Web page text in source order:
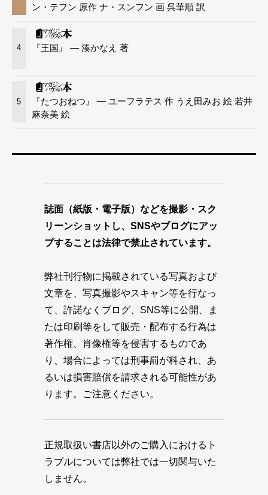
ン・テフン 原作 ナ・スンフン 画 呉華順 訳
4 『王国』 — 湊かなえ 著
5
『たつおねつ』 — ユーフラテス 作 うえ田みお 絵 若井
麻奈美 絵
誌面（紙版・電子版）などを撮影・スク
リーンショットし、SNSやブログにアッ
プすることは法律で禁止されています。
弊社刊行物に掲載されている写真および
文章を、写真撮影やスキャン等を行なっ
て、許諾なくブログ、SNS等に公開、ま
たは印刷等をして販売・配布する行為は
著作権、肖像権等を侵害するものであ
り、場合によっては刑事罰が科され、あ
るいは損害賠償を請求される可能性があ
ります。ご注意ください。
正規取扱い書店以外のご購入におけるト
ラブルについては弊社では一切関与いた
しません。